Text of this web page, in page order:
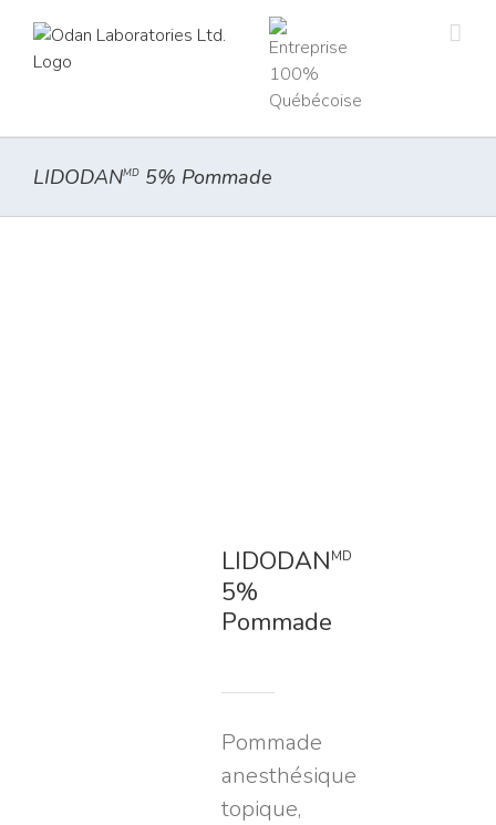
content
LIDODANMD 5% Pommade
LIDODAN MD
5%
Pommade
Pommade
anesthésique
topique,